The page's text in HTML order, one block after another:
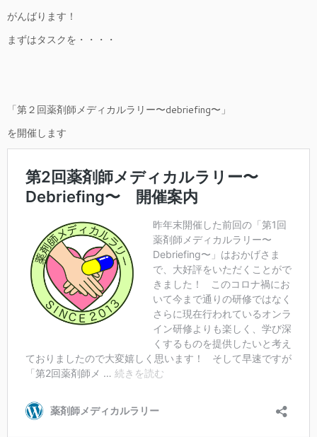
がんばります！
まずはタスクを・・・・
「第２回薬剤師メディカルラリー〜debriefing〜」
を開催します